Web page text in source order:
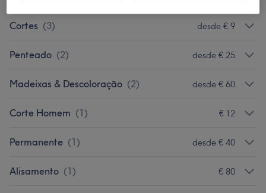
Cortes (3) desde € 9
Penteado (2) desde € 25
Madeixas & Descoloração (2) desde € 60
Corte Homem (1) € 12
Permanente (1) desde € 40
Alisamento (1) € 80